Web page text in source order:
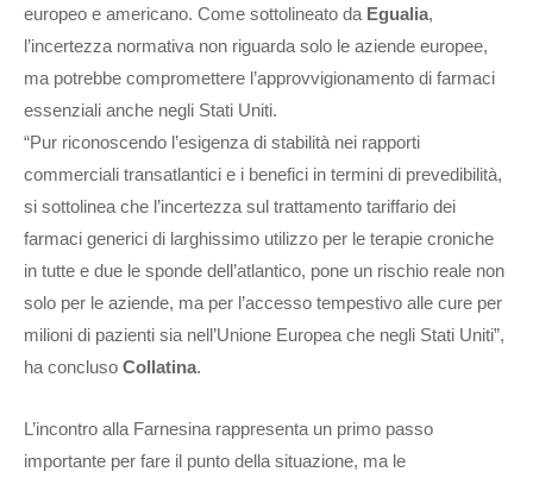
europeo e americano. Come sottolineato da Egualia,
l’incertezza normativa non riguarda solo le aziende europee,
ma potrebbe compromettere l’approvvigionamento di farmaci
essenziali anche negli Stati Uniti.
“Pur riconoscendo l’esigenza di stabilità nei rapporti
commerciali transatlantici e i benefici in termini di prevedibilità,
si sottolinea che l’incertezza sul trattamento tariffario dei
farmaci generici di larghissimo utilizzo per le terapie croniche
in tutte e due le sponde dell’atlantico, pone un rischio reale non
solo per le aziende, ma per l’accesso tempestivo alle cure per
milioni di pazienti sia nell’Unione Europea che negli Stati Uniti”,
ha concluso Collatina.
L’incontro alla Farnesina rappresenta un primo passo
importante per fare il punto della situazione, ma le